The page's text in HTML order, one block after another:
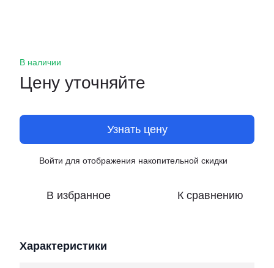
В наличии
Цену уточняйте
Узнать цену
Войти для отображения накопительной скидки
В избранное К сравнению
Характеристики